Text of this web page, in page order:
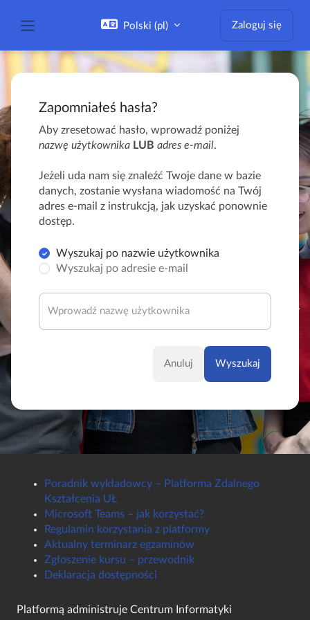
Polski ‎(pl)‎ Zaloguj się
Zapomniałeś hasła?
Aby zresetować hasło, wprowadź poniżej
nazwę użytkownika LUB adres e-mail.
Jeżeli uda nam się znaleźć Twoje dane w bazie
danych, zostanie wysłana wiadomość na Twój
adres e-mail z instrukcją, jak uzyskać ponownie
dostęp.
Wyszukaj po nazwie użytkownika
Wyszukaj po adresie e-mail
Wyszukaj po nazwie użytkownika
Anuluj
Poradnik wykładowcy – Platforma Zdalnego
Kształcenia UŁ
Microsoft Teams – jak korzystać?
Regulamin korzystania z platformy
Aktualny terminarz egzaminów
Zgłoszenie kursu – przewodnik
Deklaracja dostępności
Platformą administruje Centrum Informatyki